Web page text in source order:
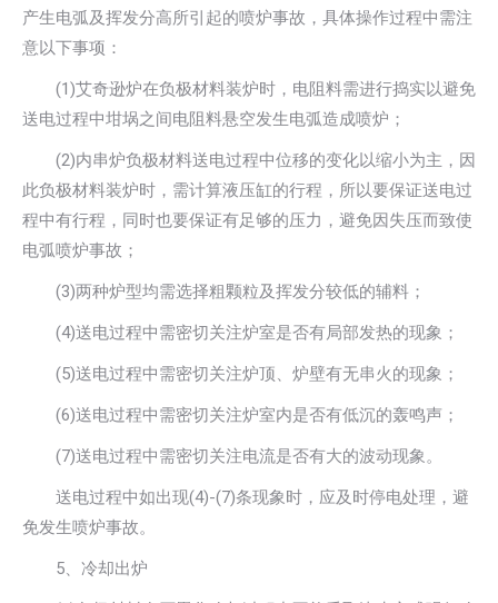
产生电弧及挥发分高所引起的喷炉事故，具体操作过程中需注
意以下事项：
(1)艾奇逊炉在负极材料装炉时，电阻料需进行捣实以避免
送电过程中坩埚之间电阻料悬空发生电弧造成喷炉；
(2)内串炉负极材料送电过程中位移的变化以缩小为主，因
此负极材料装炉时，需计算液压缸的行程，所以要保证送电过
程中有行程，同时也要保证有足够的压力，避免因失压而致使
电弧喷炉事故；
(3)两种炉型均需选择粗颗粒及挥发分较低的辅料；
(4)送电过程中需密切关注炉室是否有局部发热的现象；
(5)送电过程中需密切关注炉顶、炉壁有无串火的现象；
(6)送电过程中需密切关注炉室内是否有低沉的轰鸣声；
(7)送电过程中需密切关注电流是否有大的波动现象。
送电过程中如出现(4)-(7)条现象时，应及时停电处理，避
免发生喷炉事故。
5、冷却出炉